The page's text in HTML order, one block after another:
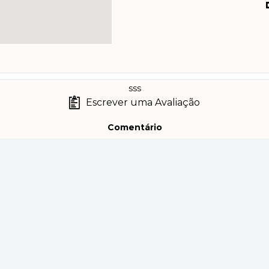
sss
Escrever uma Avaliação
Comentário